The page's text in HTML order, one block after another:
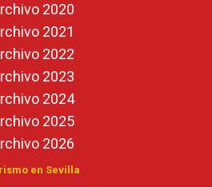
2020
2021
2022
2023
2024
2025
2026
en Sevilla